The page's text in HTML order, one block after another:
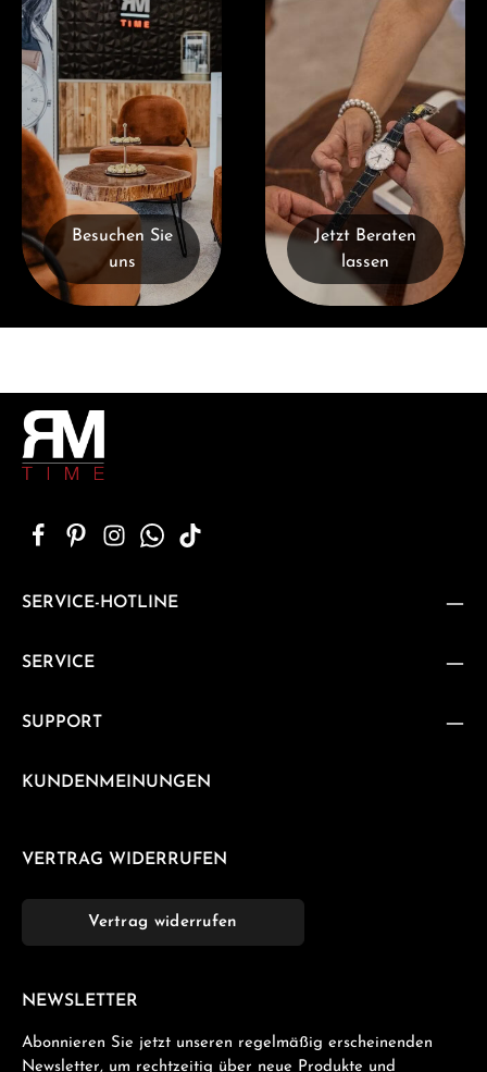
Besuchen Sie
uns
Jetzt Beraten
lassen
SERVICE-HOTLINE
SERVICE
SUPPORT
KUNDENMEINUNGEN
VERTRAG WIDERRUFEN
Vertrag widerrufen
NEWSLETTER
Abonnieren Sie jetzt unseren regelmäßig erscheinenden
Newsletter, um rechtzeitig über neue Produkte und